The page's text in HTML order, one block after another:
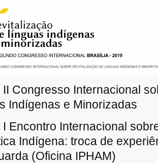
II Congresso Internacional
Indígenas e Minorizadas
I Encontro Internacional
Indígena: troca de
(Oficina IPHAM)